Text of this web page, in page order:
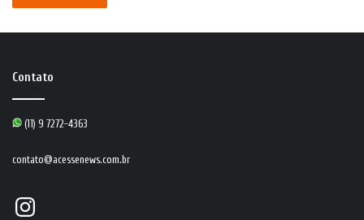
Contato
(11) 9 7272-4363
contato@acessenews.com.br
Instagram